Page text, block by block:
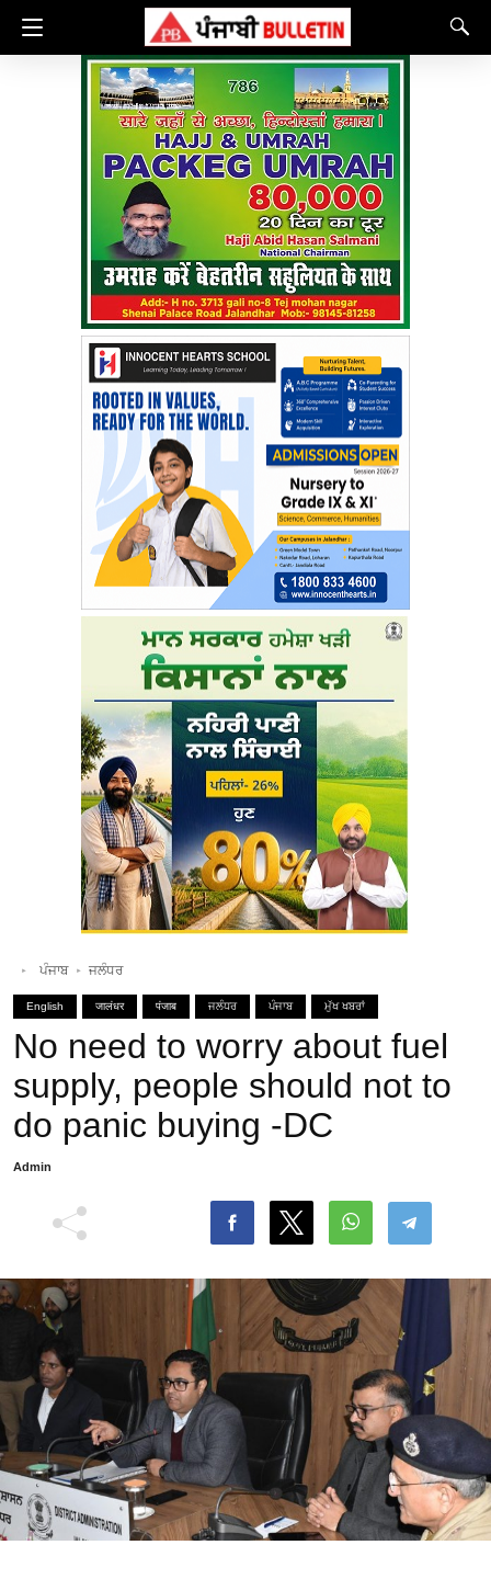
ਪੰਜਾਬ ਜਲੰਧਰ
English जालंधर पंजाब ਜਲੰਧਰ ਪੰਜਾਬ ਮੁੱਖ ਖਬਰਾਂ
No need to worry about fuel
supply, people should not to
do panic buying -DC
Admin